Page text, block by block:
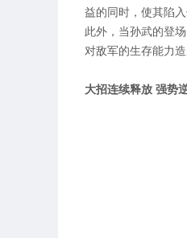
益的同时，使其陷
此外，当孙武的登
对敌军的生存能力造
大招连续释放 强势